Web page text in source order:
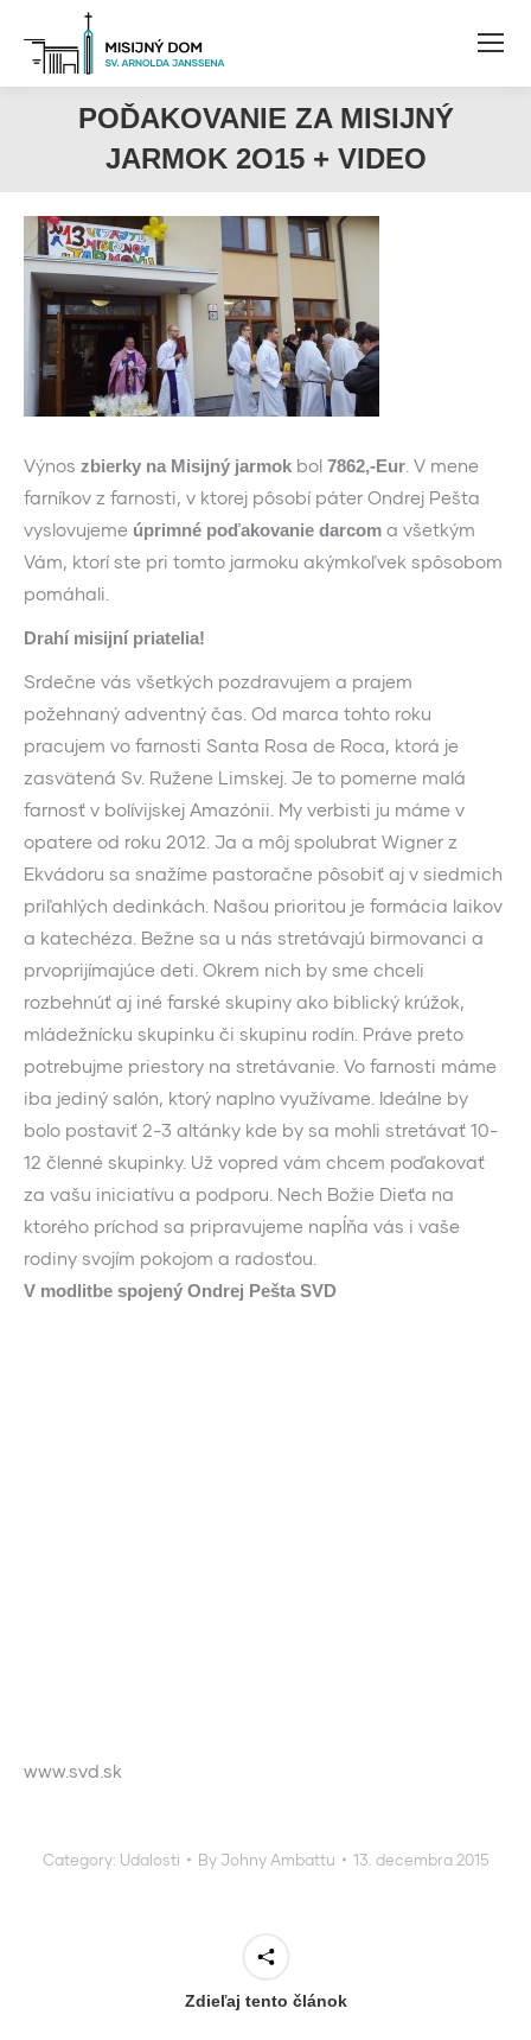
POĎAKOVANIE ZA MISIJNÝ
JARMOK 2O15 + VIDEO
Výnos zbierky na Misijný jarmok bol 7862,-Eur . V mene
farníkov z farnosti, v ktorej pôsobí páter Ondrej Pešta
vyslovujeme úprimné poďakovanie darcom a všetkým
Vám, ktorí ste pri tomto jarmoku akýmkoľvek spôsobom
pomáhali.
Drahí misijní priatelia!
Srdečne vás všetkých pozdravujem a prajem
požehnaný adventný čas. Od marca tohto roku
pracujem vo farnosti Santa Rosa de Roca, ktorá je
zasvätená Sv. Ružene Limskej. Je to pomerne malá
farnosť v bolívijskej Amazónii. My verbisti ju máme v
opatere od roku 2012. Ja a môj spolubrat Wigner z
Ekvádoru sa snažíme pastoračne pôsobiť aj v siedmich
priľahlých dedinkách. Našou prioritou je formácia laikov
a katechéza. Bežne sa u nás stretávajú birmovanci a
prvoprijímajúce deti. Okrem nich by sme chceli
rozbehnúť aj iné farské skupiny ako biblický krúžok,
mládežnícku skupinku či skupinu rodín. Práve preto
potrebujme priestory na stretávanie. Vo farnosti máme
iba jediný salón, ktorý naplno využívame. Ideálne by
bolo postaviť 2-3 altánky kde by sa mohli stretávať 10-
12 členné skupinky. Už vopred vám chcem poďakovať
za vašu iniciatívu a podporu. Nech Božie Dieťa na
ktorého príchod sa pripravujeme napĺňa vás i vaše
rodiny svojím pokojom a radosťou.
V modlitbe spojený Ondrej Pešta SVD
www.svd.sk
Category: Udalosti By Johny Ambattu 13. decembra 2015
Zdieľaj tento článok